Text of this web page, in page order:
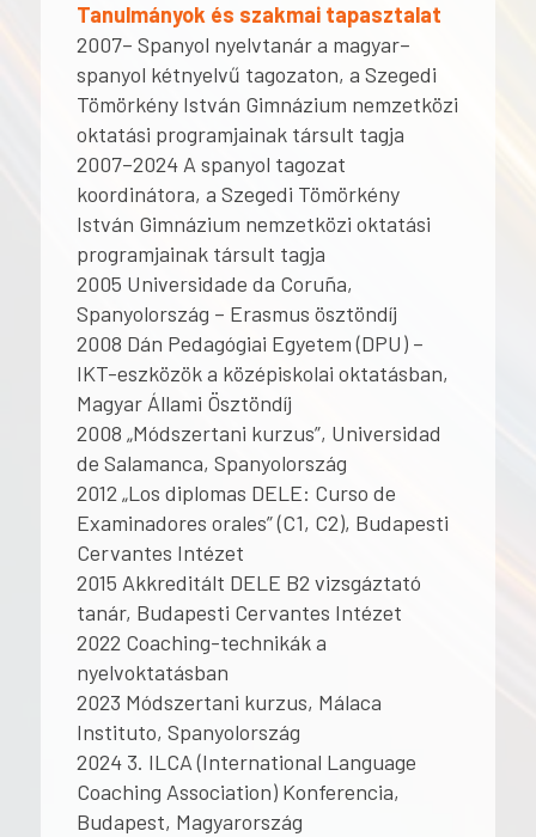
Tanulmányok és szakmai tapasztalat
2007– Spanyol nyelvtanár a magyar–
spanyol kétnyelvű tagozaton, a Szegedi
Tömörkény István Gimnázium nemzetközi
oktatási programjainak társult tagja
2007–2024 A spanyol tagozat
koordinátora, a Szegedi Tömörkény
István Gimnázium nemzetközi oktatási
programjainak társult tagja
2005 Universidade da Coruña,
Spanyolország – Erasmus ösztöndíj
2008 Dán Pedagógiai Egyetem (DPU) –
IKT-eszközök a középiskolai oktatásban,
Magyar Állami Ösztöndíj
2008 „Módszertani kurzus”, Universidad
de Salamanca, Spanyolország
2012 „Los diplomas DELE: Curso de
Examinadores orales” (C1, C2), Budapesti
Cervantes Intézet
2015 Akkreditált DELE B2 vizsgáztató
tanár, Budapesti Cervantes Intézet
2022 Coaching-technikák a
nyelvoktatásban
2023 Módszertani kurzus, Málaca
Instituto, Spanyolország
2024 3. ILCA (International Language
Coaching Association) Konferencia,
Budapest, Magyarország